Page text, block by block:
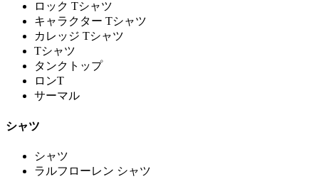
ロック Tシャツ
キャラクター Tシャツ
カレッジ Tシャツ
Tシャツ
タンクトップ
ロンT
サーマル
シャツ
シャツ
ラルフローレン シャツ